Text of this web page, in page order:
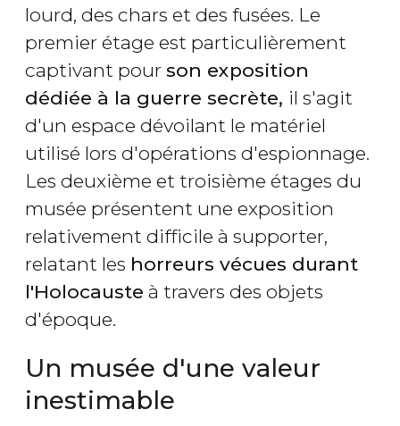
lourd, des chars et des fusées. Le
premier étage est particulièrement
captivant pour son exposition
dédiée à la guerre secrète, il s'agit
d'un espace dévoilant le matériel
utilisé lors d'opérations d'espionnage.
Les deuxième et troisième étages du
musée présentent une exposition
relativement difficile à supporter,
relatant les horreurs vécues durant
l'Holocauste à travers des objets
d'époque.
Un musée d'une valeur
inestimable